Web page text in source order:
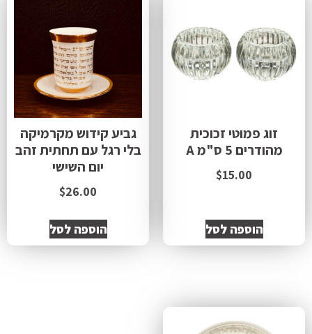
זוג פמוטי זכוכית
מהודרים 5 ס"מ A
$15.00
הוספה לסל
גביע קידוש מקרמיקה
בלי רגל עם תחתית זהב
יום השישי
$26.00
הוספה לסל